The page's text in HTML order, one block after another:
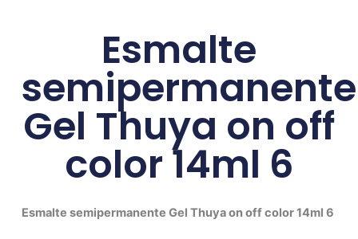
Esmalte
semipermanente
Gel Thuya on off
color 14ml 6
Esmalte semipermanente Gel Thuya on off color 14ml 6